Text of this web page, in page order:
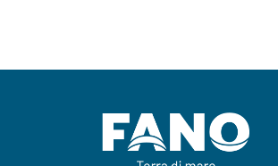
Instagram